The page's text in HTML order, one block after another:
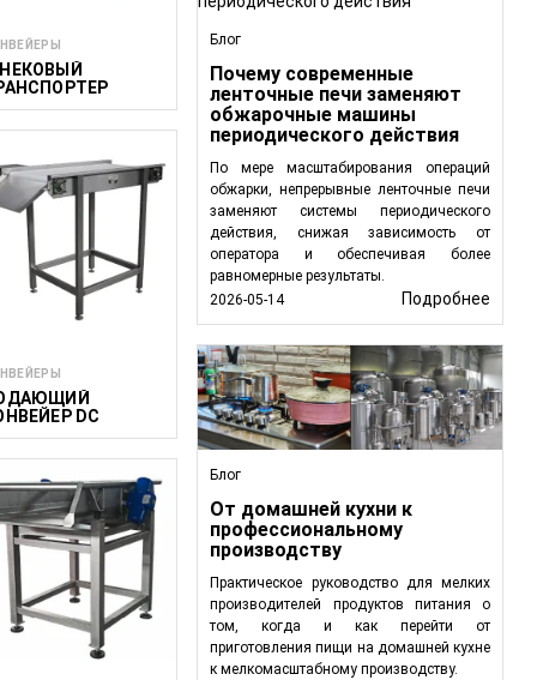
обеспечивая
и эффективной
по разным
перемещение
ручной труд и
продуктом, снижая
процессами и
потребности в
DC
Блог
Почему современные
ленточные печи заменяют
обжарочные машины
периодического действия
По мере масштабирования операций
обжарки, непрерывные ленточные печи
заменяют системы периодического
действия, снижая зависимость от
оператора и обеспечивая более
равномерные результаты.
2026-05-14
Подробнее
Блог
От домашней кухни к
профессиональному
производству
Практическое руководство для мелких
производителей продуктов питания о
том, когда и как перейти от
приготовления пищи на домашней кухне
к мелкомасштабному производству.